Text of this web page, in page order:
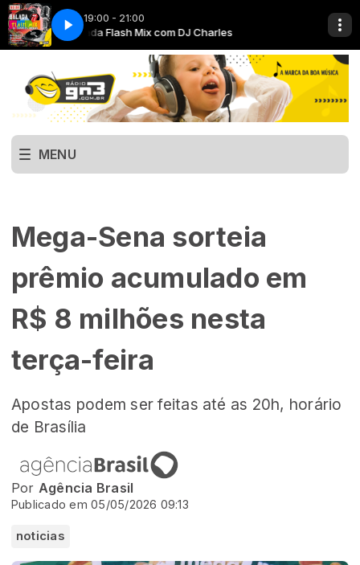
19:00 - 21:00
Balada Flash Mix com DJ Charles
MENU
Mega-Sena sorteia
prêmio acumulado em
R$ 8 milhões nesta
terça-feira
Apostas podem ser feitas até as 20h, horário
de Brasília
Por Agência Brasil
Publicado em 05/05/2026 09:13
noticias